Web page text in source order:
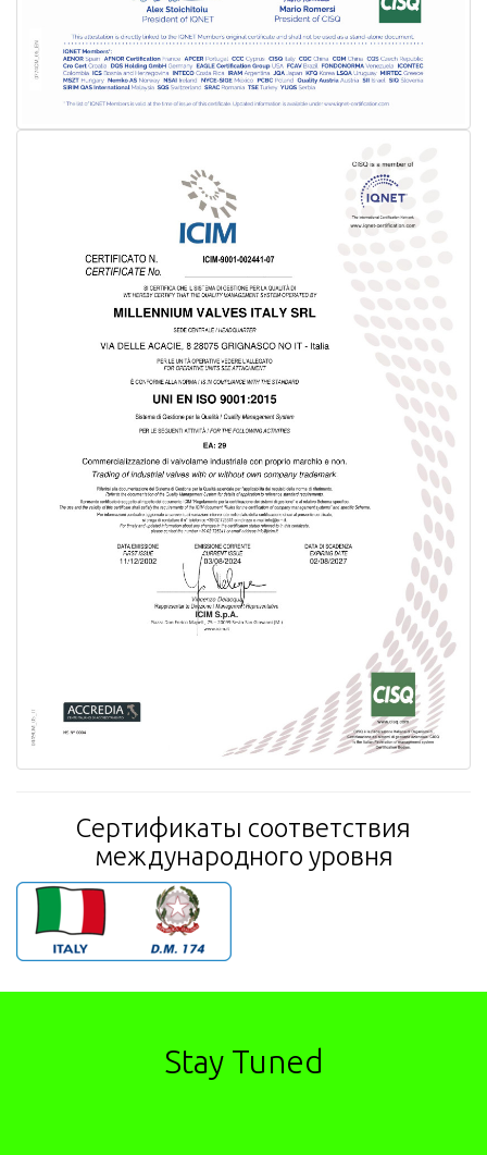
Сертификаты соответствия
международного уровня
Stay Tuned